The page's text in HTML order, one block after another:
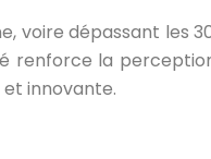
voire dépassant les
la
innovante.